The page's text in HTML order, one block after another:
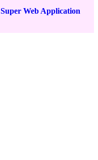
Super Web Application